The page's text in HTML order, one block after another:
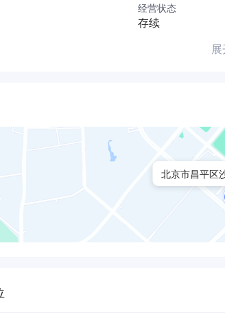
列四缸高压直喷式柴油发动机是康明斯投入
球非道路第四阶段最高标准。适用于轻（
applications such as trucks, vans, pick-
industrial applications. These two types of
standards worldwide, including Euro III,
超高压直喷式发动机是康明斯全新推出的
XPI 超高压燃油喷射技术，ISG 系列特别为
global heavy-duty engine platform that
经营状态
存续
北京市昌平区